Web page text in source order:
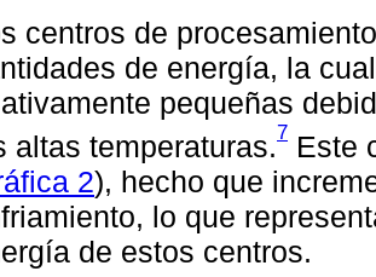
centros de
de energía, la
pequeñas
altas temperaturas.7 Este
2), hecho que
lo que
de estos centros.